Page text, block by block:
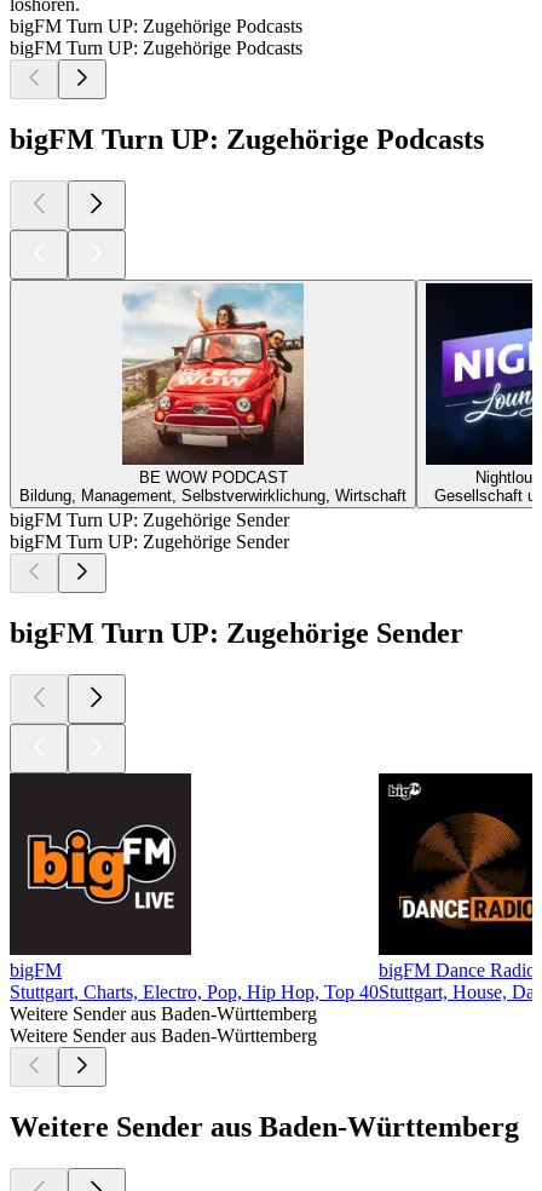
loshören.
bigFM Turn UP: Zugehörige Podcasts
bigFM Turn UP: Zugehörige Podcasts
bigFM Turn UP: Zugehörige Podcasts
BE WOW PODCAST
Bildung, Management, Selbstverwirklichung, Wirtschaft
Gesellschaft
bigFM Turn UP: Zugehörige Sender
bigFM Turn UP: Zugehörige Sender
bigFM Turn UP: Zugehörige Sender
bigFM
Stuttgart, Charts, Electro, Pop, Hip Hop, Top 40
bigFM Dance Radio
Stuttgart, House,
Weitere Sender aus Baden-Württemberg
Weitere Sender aus Baden-Württemberg
Weitere Sender aus Baden-Württemberg